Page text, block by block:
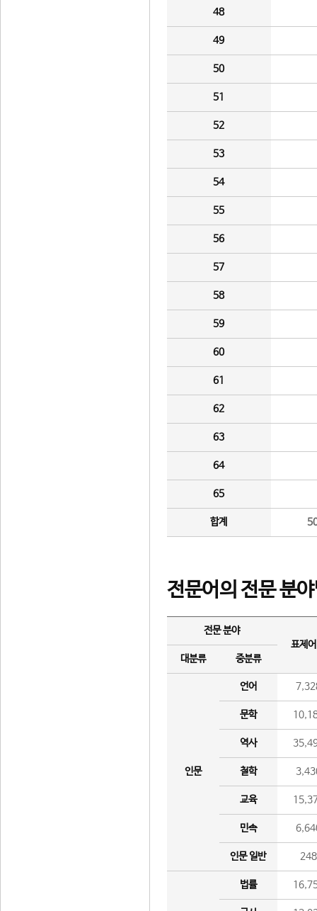
48
49
50
51
52
53
54
55
56
57
58
59
60
61
62
63
64
65
합계
전문어의 전문 분
전문 분야
표제
대분류
중분류
인문
언어
문학
역사
철학
교육
민속
인문 일반 248
법률